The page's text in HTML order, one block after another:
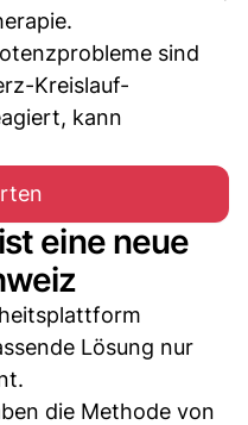
sind
Kreislauf-
kann
eine neue
Lösung nur
die Methode von